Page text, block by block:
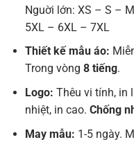
Nguời lớn: XS – S –
5XL – 6XL – 7XL
Thiết kế mẫu áo:
Trong vòng 8 tiếng.
Logo: Thêu vi tính, in
nhiệt, in cao. Chống
May mẫu: 1-5 ngày.